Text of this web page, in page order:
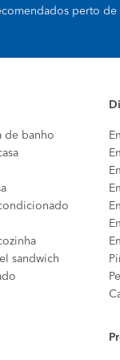
perto de
de banho
sandwich